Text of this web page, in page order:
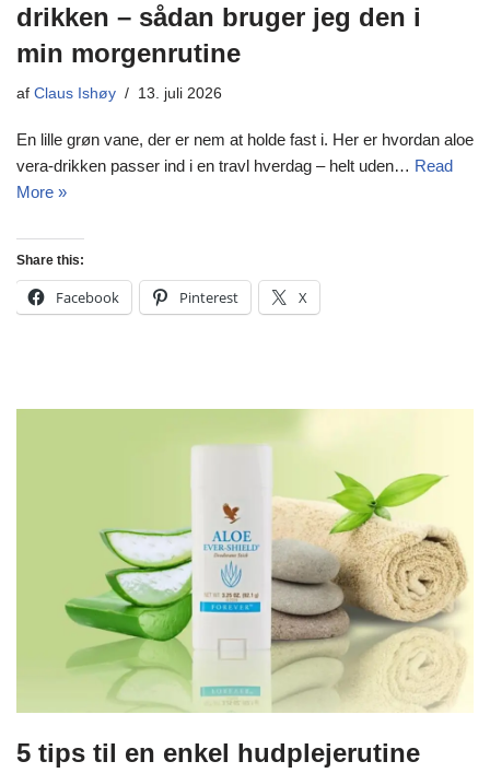
drikken – sådan bruger jeg den i
min morgenrutine
af Claus Ishøy 13. juli 2026
En lille grøn vane, der er nem at holde fast i. Her er hvordan aloe
vera-drikken passer ind i en travl hverdag – helt uden… Read
More »
Share this:
Facebook Pinterest X
5 tips til en enkel hudplejerutine